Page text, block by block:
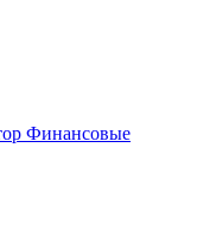
Финансовые